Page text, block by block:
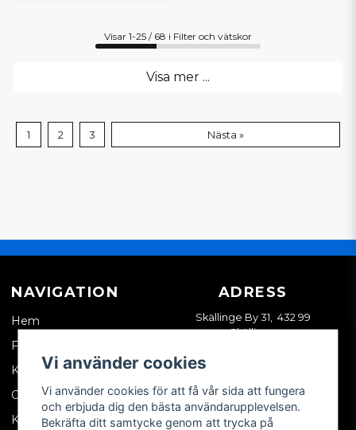
Visar 1-25 / 68 i Filter och vätskor
Visa mer ...
1 2 3 Nästa »
NAVIGATION
Hem
Företagskund
Kontakta oss
Om oss
Köpvillkor
ADRESS
Skällinge By 31, 432 99
Skällinge
Vi använder cookies
Vi använder cookies för att få vår sida att fungera
och erbjuda dig den bästa användarupplevelsen.
Bekräfta ditt samtycke genom att trycka på